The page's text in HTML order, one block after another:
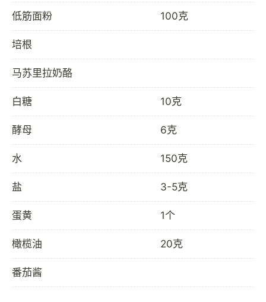
低筋面粉 100克
培根
马苏里拉奶酪
白糖 10克
酵母 6克
水 150克
盐 3-5克
蛋黄 1个
橄榄油 20克
番茄酱